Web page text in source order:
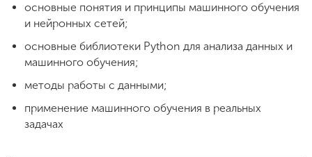
основные понятия и принципы машинного обучения
и нейронных сетей;
основные библиотеки Python для анализа данных и
машинного обучения;
методы работы с данными;
применение машинного обучения в реальных
задачах